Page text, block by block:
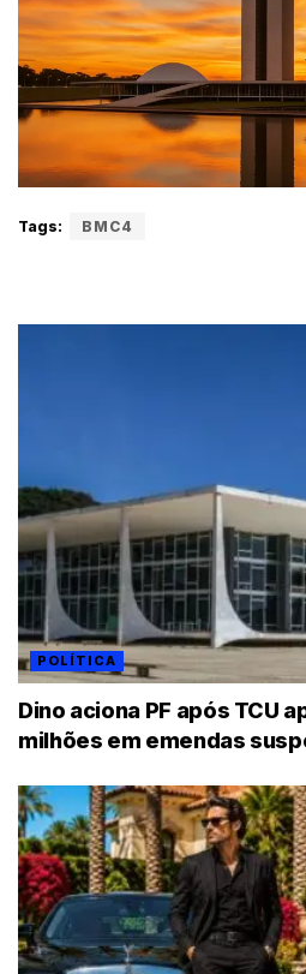
Tags: BMC4
POLÍTICA
Dino aciona PF após TCU
milhões em emendas